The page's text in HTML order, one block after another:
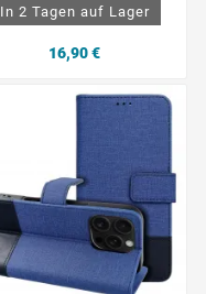
In 2 Tagen auf Lager
16,90 €